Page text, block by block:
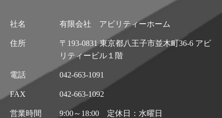
社名 有限会社 アビリティーホーム
住所
〒193-0831 東京都八王子市並木町36-6 アビ
リティービル１階
電話 042-663-1091
FAX 042-663-1092
営業時間 9:00～18:00 定休日：水曜日